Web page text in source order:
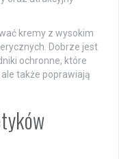
kremy z wysokim
Dobrze jest
ochronne, które
także poprawiają